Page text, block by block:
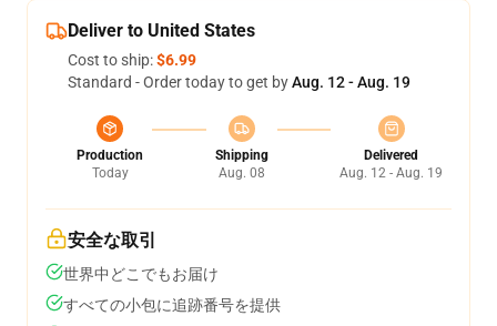
Deliver to United States
Cost to ship:$6.99
Standard - Order today to get byAug. 12 - Aug. 19
Production
Today
Shipping
Aug. 08
Delivered
Aug. 12 - Aug. 19
安全な取引
世界中どこでもお届け
すべての小包に追跡番号を提供